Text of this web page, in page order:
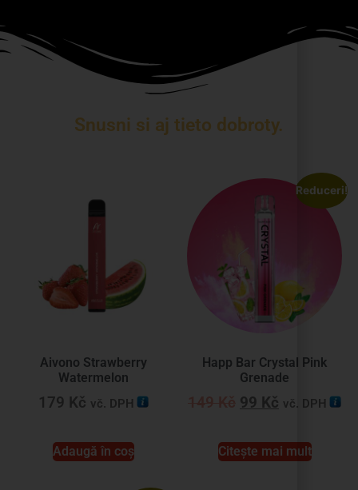
Snusni si aj tieto dobroty.
Aivono Strawberry
Watermelon
179 Kč vč. DPH
Adaugă în coș
Reduceri!
Happ Bar Crystal Pink
Grenade
99 Kč vč. DPH
Citește mai mult